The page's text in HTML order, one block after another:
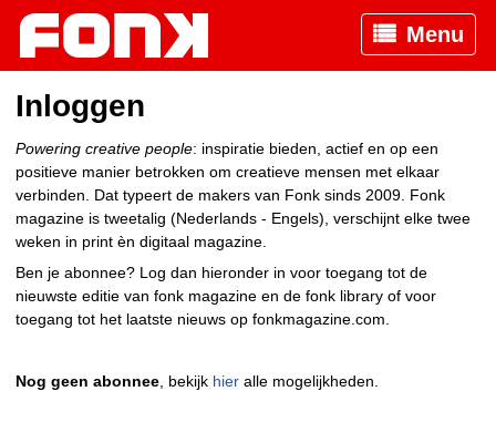
Menu
Inloggen
Powering creative people: inspiratie bieden, actief en op een
positieve manier betrokken om creatieve mensen met elkaar
verbinden. Dat typeert de makers van Fonk sinds 2009. Fonk
magazine is tweetalig (Nederlands - Engels), verschijnt elke twee
weken in print èn digitaal magazine.
Ben je abonnee? Log dan hieronder in voor toegang tot de
nieuwste editie van fonk magazine en de fonk library of voor
toegang tot het laatste nieuws op fonkmagazine.com.
Nog geen abonnee , bekijk hier alle mogelijkheden.